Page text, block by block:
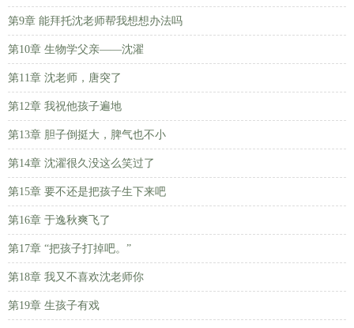
第9章 能拜托沈老师帮我想想办法吗
第10章 生物学父亲——沈濯
第11章 沈老师，唐突了
第12章 我祝他孩子遍地
第13章 胆子倒挺大，脾气也不小
第14章 沈濯很久没这么笑过了
第15章 要不还是把孩子生下来吧
第16章 于逸秋爽飞了
第17章 “把孩子打掉吧。”
第18章 我又不喜欢沈老师你
第19章 生孩子有戏